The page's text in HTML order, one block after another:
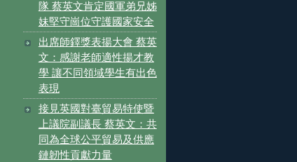
隊 蔡英文肯定國軍弟兄姊
妹堅守崗位守護國家安全
出席師鐸獎表揚大會 蔡英
文：感謝老師適性揚才教
學 讓不同領域學生有出色
表現
接見英國對臺貿易特使暨
上議院副議長 蔡英文：共
同為全球公平貿易及供應
鏈韌性貢獻力量